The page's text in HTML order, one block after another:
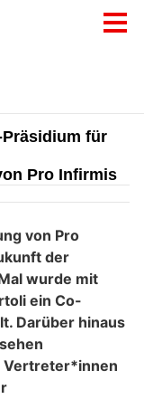
für
Pro Infirmis
von Pro
der
wurde mit
ein Co-
Darüber hinaus
Vertreter*innen